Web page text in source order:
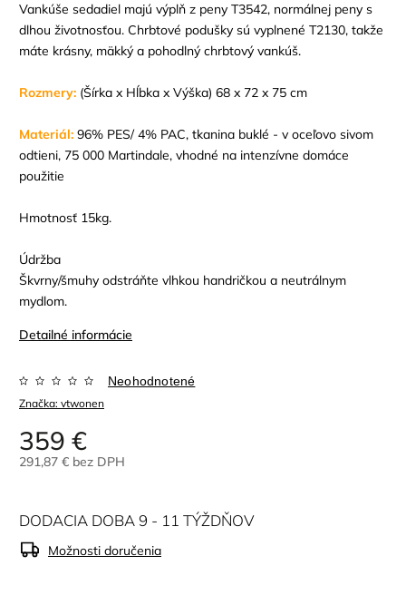
Vankúše sedadiel majú výplň z peny T3542, normálnej peny s
dlhou životnosťou. Chrbtové podušky sú vyplnené T2130, takže
máte krásny, mäkký a pohodlný chrbtový vankúš.
Rozmery: (Šírka x Hĺbka x Výška) 68 x 72 x 75 cm
Materiál: 96% PES/ 4% PAC, tkanina buklé - v oceľovo sivom
odtieni, 75 000 Martindale, vhodné na intenzívne domáce
použitie
Hmotnosť 15kg.
Údržba
Škvrny/šmuhy odstráňte vlhkou handričkou a neutrálnym
mydlom.
Detailné informácie
Značka: vtwonen
Neohodnotené
359 €
291,87 € bez DPH
DODACIA DOBA 9 - 11 TÝŽDŇOV
Možnosti doručenia